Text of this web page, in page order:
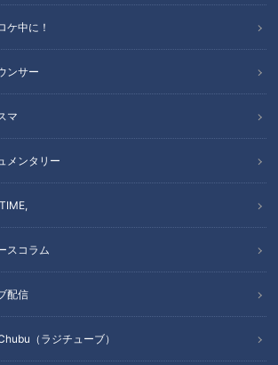
ケ中に！
ンサー
マ
メンタリー
スコラム
配信
（ラジチューブ）
2Dケー
す
を掴ん
と職人
くお菓子
レー
02/09 09:45
メンタリー「ピエロと呼ば
2023/02/08 21:00